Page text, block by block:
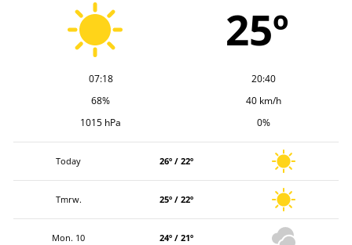
25º
07:18
20:40
68%
40 km/h
1015 hPa
0%
Today 26º / 22º
Tmrw. 25º / 22º
Mon. 10 24º / 21º